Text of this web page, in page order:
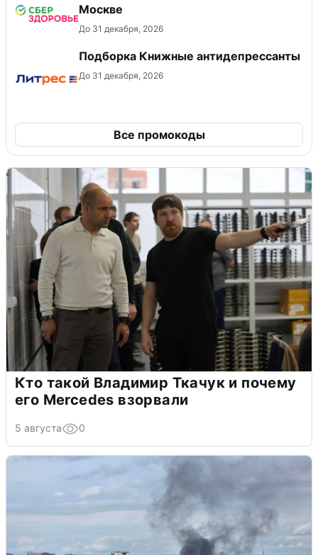
Москве
До 31 декабря, 2026
Подборка Книжные антидепрессанты
До 31 декабря, 2026
Все промокоды
Кто такой Владимир Ткачук и почему
его Mercedes взорвали
5 августа 0